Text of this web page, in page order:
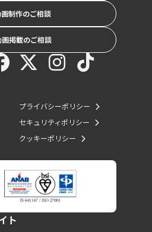
制作のご相談
画掲載のご相談
プライバシーポリシー
セキュリティポリシー
クッキーポリシー
ト